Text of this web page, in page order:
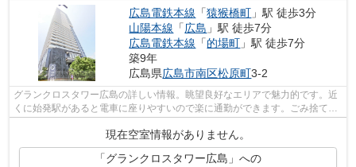
広島電鉄本線 「猿猴橋町 」駅 徒歩3分
山陽本線 「広島 」駅 徒歩7分
広島電鉄本線 「的場町 」駅 徒歩7分
築9年
広島県広島市南区松原町3-2
グランクロスタワー広島の詳しい情報。眺望良好なエリアで魅力的です。近
くに始発駅があると電車に座りやすいので楽に通勤ができます。ごみ捨ての
現在空室情報がありません。
「グランクロスタワー広島」への